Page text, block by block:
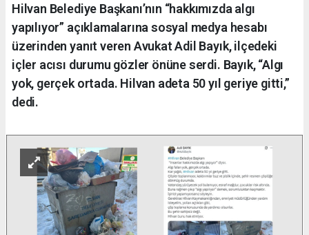
Hilvan Belediye Başkanı’nın “hakkımızda algı
yapılıyor” açıklamalarına sosyal medya hesabı
üzerinden yanıt veren Avukat Adil Bayık, ilçedeki
içler acısı durumu gözler önüne serdi. Bayık, “Algı
yok, gerçek ortada. Hilvan adeta 50 yıl geriye gitti,”
dedi.